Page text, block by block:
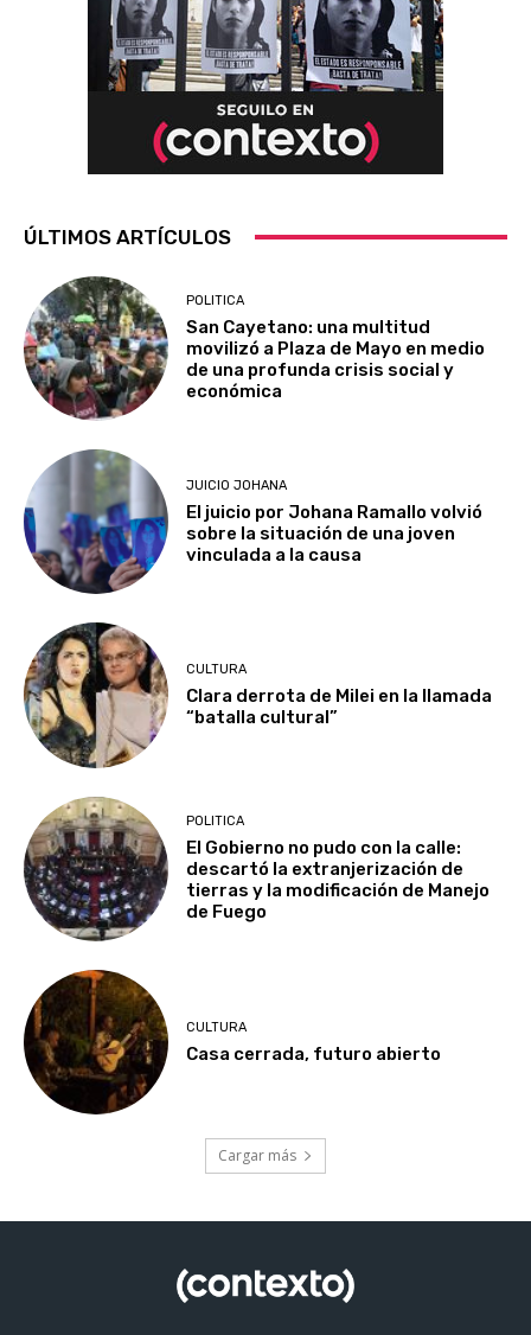
ÚLTIMOS ARTÍCULOS
POLITICA
San Cayetano: una multitud
movilizó a Plaza de Mayo en medio
de una profunda crisis social y
económica
JUICIO JOHANA
El juicio por Johana Ramallo volvió
sobre la situación de una joven
vinculada a la causa
CULTURA
Clara derrota de Milei en la llamada
“batalla cultural”
POLITICA
El Gobierno no pudo con la calle:
descartó la extranjerización de
tierras y la modificación de Manejo
de Fuego
CULTURA
Casa cerrada, futuro abierto
Cargar más